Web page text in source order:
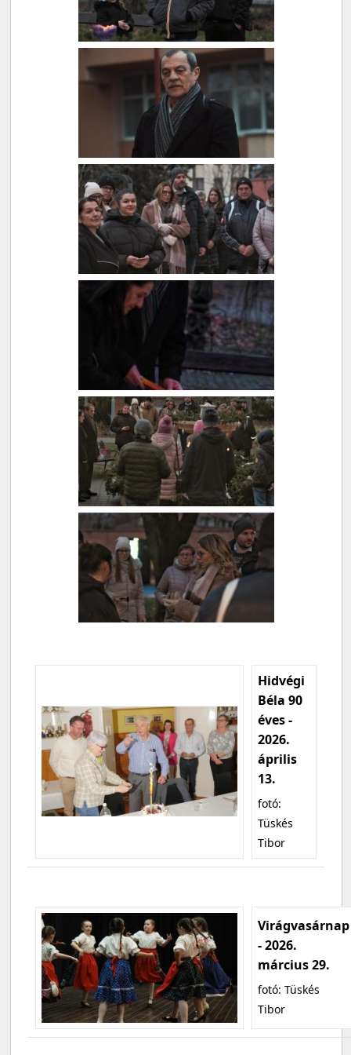
Hidvégi
Béla 90
éves -
2026.
április
13.
fotó:
Tüskés
Tibor
Virágvasárnap
- 2026.
március 29.
fotó: Tüskés
Tibor